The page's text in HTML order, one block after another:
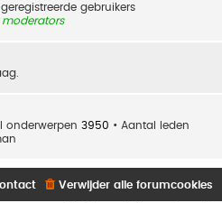
gebruikers
moderators
onderwerpen 3950 • Aantal leden
Verwijder alle forumcookies